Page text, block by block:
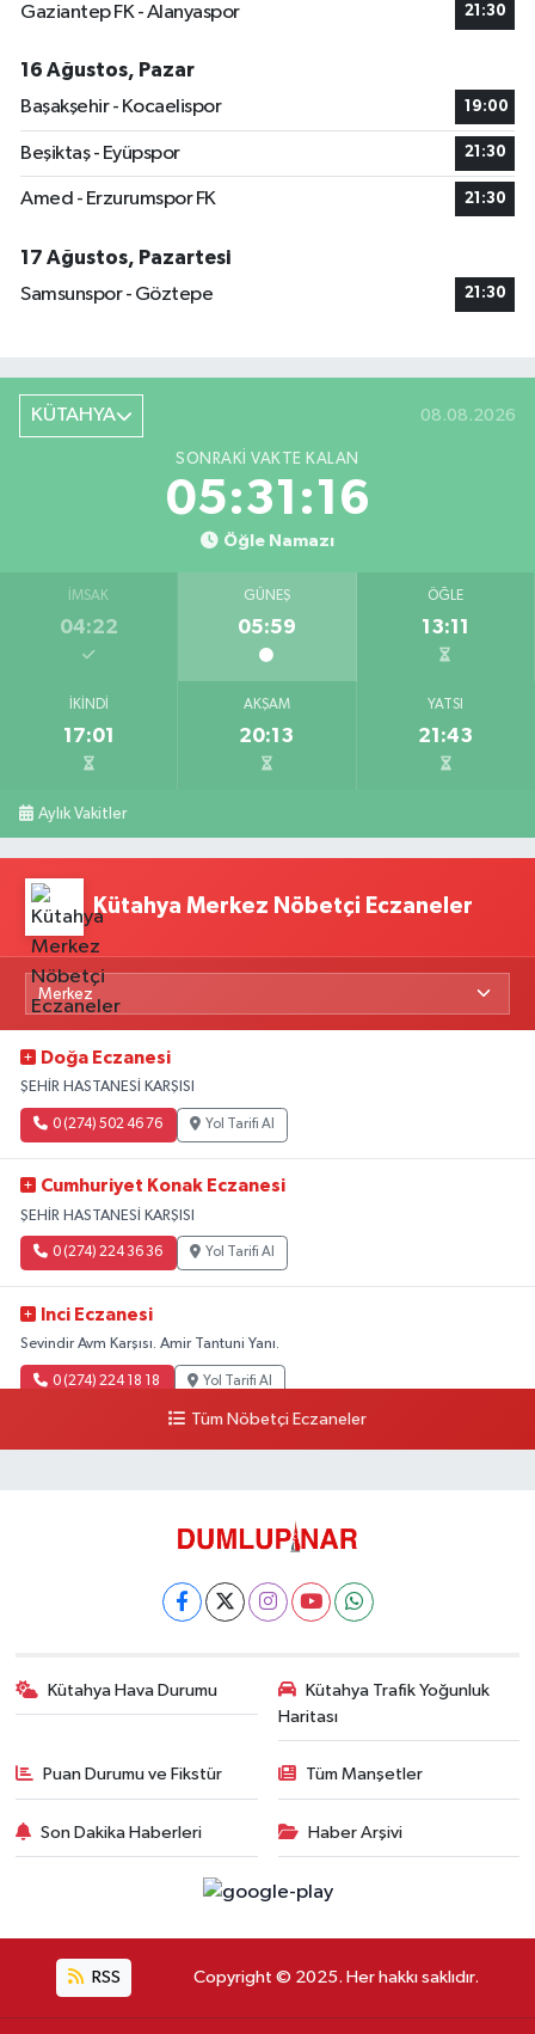
Gaziantep FK - Alanyaspor 21:30
16 Ağustos, Pazar
Başakşehir - Kocaelispor
19:00
Beşiktaş - Eyüpspor 21:30
Amed - Erzurumspor FK 21:30
17 Ağustos, Pazartesi
Samsunspor - Göztepe
21:30
KÜTAHYA 08.08.2026
SONRAKI VAKTE KALAN
05:31:15
Öğle Namazı
İMSAK
04:22
GÜNEŞ
05:59
ÖĞLE
13:11
İKINDI
17:01
AKŞAM
20:13
YATSI
21:43
Aylık Vakitler
Kütahya Merkez Nöbetçi Eczaneler
Doğa Eczanesi
ŞEHİR HASTANESİ KARŞISI
0 (274) 502 46 76 Yol Tarifi Al
Cumhuriyet Konak Eczanesi
ŞEHİR HASTANESİ KARŞISI
0 (274) 224 36 36 Yol Tarifi Al
Inci Eczanesi
Sevindir Avm Karşısı. Amir Tantuni Yanı.
0 (274) 224 18 18 Yol Tarifi Al
Tüm Nöbetçi Eczaneler
Kütahya Hava Durumu
Kütahya Trafik Yoğunluk
Haritası
Puan Durumu ve Fikstür Tüm Manşetler
Son Dakika Haberleri Haber Arşivi
RSS Copyright © 2025. Her hakkı saklıdır.